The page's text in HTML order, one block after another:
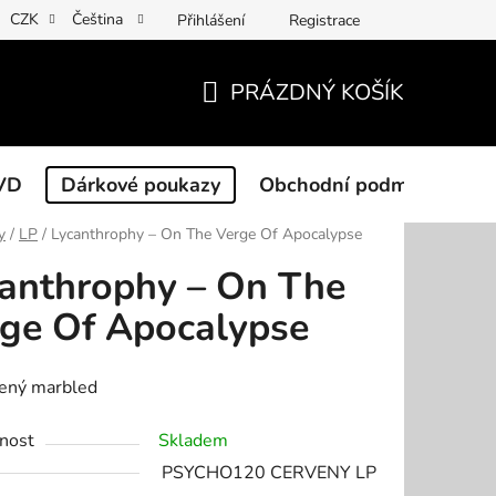
CZK Čeština Přihlášení Registrace
KOŠÍK
PRÁZDNÝ KOŠÍK
Dárkové poukazy Obchodní podmínky
/ LP / Lycanthrophy – On The Verge Of Apocalypse
– On The
Of Apocalypse
marbled
Skladem
PSYCHO120 CERVENY LP